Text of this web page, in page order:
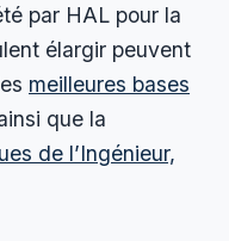
par HAL pour la
élargir peuvent
meilleures bases
que la
de l’Ingénieur,